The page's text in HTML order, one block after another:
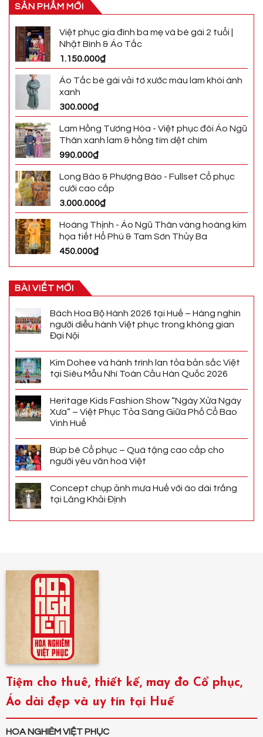
SẢN PHẨM MỚI
Việt phục gia đình ba mẹ và bé gái 2 tuổi |
Nhật Bình & Áo Tấc
1.150.000₫
Áo Tấc bé gái vải tơ xước màu lam khói ánh
xanh
300.000₫
Lam Hồng Tương Hòa - Việt phục đôi Áo Ngũ
Thân xanh lam & hồng tím dệt chìm
990.000₫
Long Bào & Phượng Bào - Fullset Cổ phục
cưới cao cấp
3.000.000₫
Hoàng Thịnh - Áo Ngũ Thân vàng hoàng kim
họa tiết Hổ Phù & Tam Sơn Thủy Ba
450.000₫
BÀI VIẾT MỚI
Bách Hoa Bộ Hành 2026 tại Huế – Hàng nghìn
người diễu hành Việt phục trong không gian
Đại Nội
Kim Dohee và hành trình lan tỏa bản sắc Việt
tại Siêu Mẫu Nhí Toàn Cầu Hàn Quốc 2026
Heritage Kids Fashion Show “Ngày Xửa Ngày
Xưa” – Việt Phục Tỏa Sáng Giữa Phố Cổ Bao
Vinh Huế
Búp bê Cổ phục – Quà tặng cao cấp cho
người yêu văn hoá Việt
Concept chụp ảnh mưa Huế với áo dài trắng
tại Lăng Khải Định
Tiệm cho thuê, thiết kế, may đo Cổ phục,
Áo dài đẹp và uy tín tại Huế
HOA NGHIÊM VIỆT PHỤC